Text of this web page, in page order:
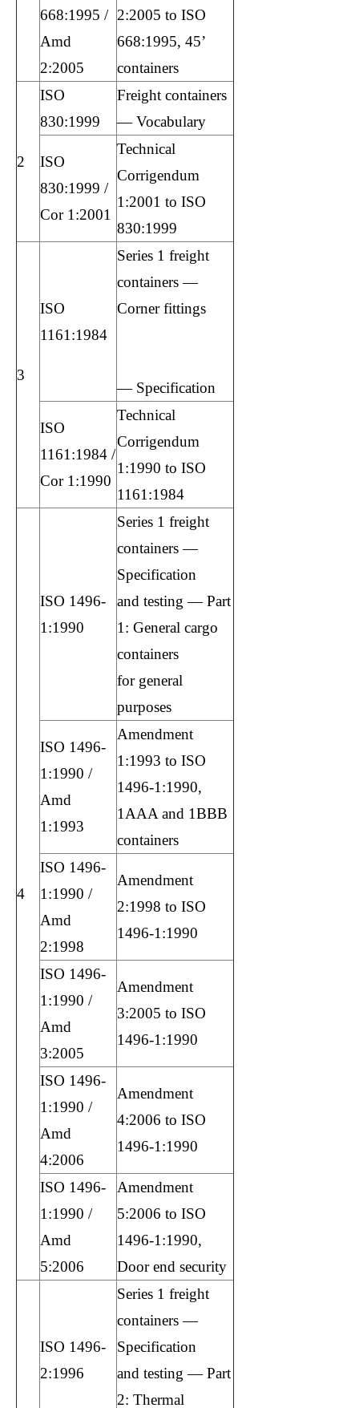
668:1995 /
Amd
2:2005
2:2005 to ISO
668:1995, 45’
containers
2
ISO
830:1999
Freight containers
— Vocabulary
ISO
830:1999 /
Cor 1:2001
Technical
Corrigendum
1:2001 to ISO
830:1999
3
ISO
1161:1984
Series 1 freight
containers —
Corner fittings
— Specification
ISO
1161:1984 /
Cor 1:1990
Technical
Corrigendum
1:1990 to ISO
1161:1984
4
ISO 1496-
1:1990
Series 1 freight
containers —
Specification
and testing — Part
1: General cargo
containers
for general
purposes
ISO 1496-
1:1990 /
Amd
1:1993
Amendment
1:1993 to ISO
1496-1:1990,
1AAA and 1BBB
containers
ISO 1496-
1:1990 /
Amd
2:1998
Amendment
2:1998 to ISO
1496-1:1990
ISO 1496-
1:1990 /
Amd
3:2005
Amendment
3:2005 to ISO
1496-1:1990
ISO 1496-
1:1990 /
Amd
4:2006
Amendment
4:2006 to ISO
1496-1:1990
ISO 1496-
1:1990 /
Amd
5:2006
Amendment
5:2006 to ISO
1496-1:1990,
Door end security
ISO 1496-
2:1996
Series 1 freight
containers —
Specification
and testing — Part
2: Thermal